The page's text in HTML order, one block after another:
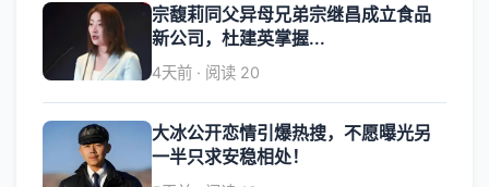
宗馥莉同父异母兄弟宗继昌成立食品
新公司，杜建英掌握...
4天前 · 阅读 20
大冰公开恋情引爆热搜，不愿曝光另
一半只求安稳相处！